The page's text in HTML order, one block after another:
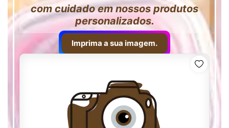
com cuidado em nossos produtos
personalizados.
Imprima a sua imagem.